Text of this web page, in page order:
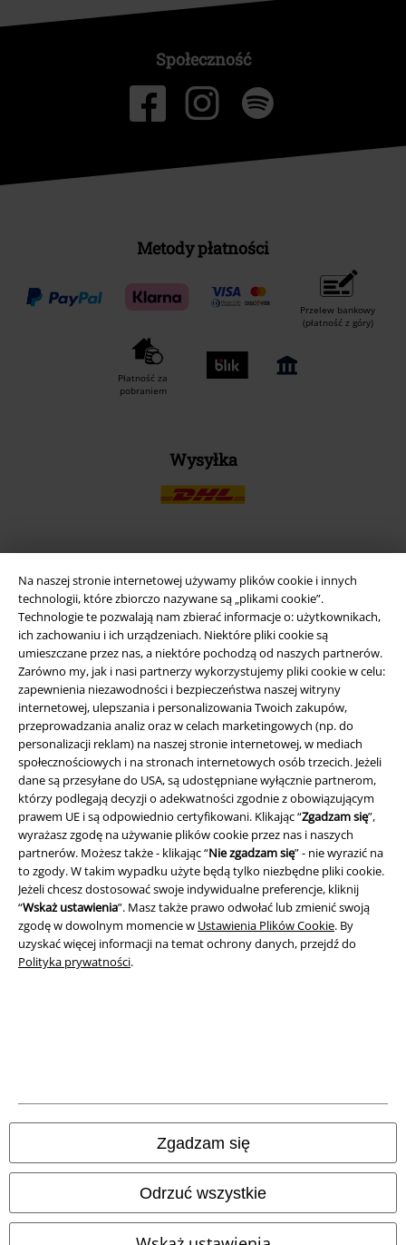
Na naszej stronie internetowej używamy plików cookie i innych
technologii, które zbiorczo nazywane są „plikami cookie”.
Technologie te pozwalają nam zbierać informacje o: użytkownikach,
ich zachowaniu i ich urządzeniach. Niektóre pliki cookie są
umieszczane przez nas, a niektóre pochodzą od naszych partnerów.
Zarówno my, jak i nasi partnerzy wykorzystujemy pliki cookie w celu:
zapewnienia niezawodności i bezpieczeństwa naszej witryny
internetowej, ulepszania i personalizowania Twoich zakupów,
przeprowadzania analiz oraz w celach marketingowych (np. do
personalizacji reklam) na naszej stronie internetowej, w mediach
społecznościowych i na stronach internetowych osób trzecich. Jeżeli
dane są przesyłane do USA, są udostępniane wyłącznie partnerom,
którzy podlegają decyzji o adekwatności zgodnie z obowiązującym
prawem UE i są odpowiednio certyfikowani. Klikając “Zgadzam się”,
wyrażasz zgodę na używanie plików cookie przez nas i naszych
partnerów. Możesz także - klikając “Nie zgadzam się” - nie wyrazić na
to zgody. W takim wypadku użyte będą tylko niezbędne pliki cookie.
Jeżeli chcesz dostosować swoje indywidualne preferencje, kliknij
“Wskaż ustawienia”. Masz także prawo odwołać lub zmienić swoją
zgodę w dowolnym momencie w Ustawienia Plików Cookie. By
uzyskać więcej informacji na temat ochrony danych, przejdź do
Polityka prywatności.
Zgadzam się
Odrzuć wszystkie
Społeczność
Metody płatności
Przelew bankowy
(płatność z góry)
Płatność za
pobraniem
Wysyłka
Aplikację EMP
Ściągnij nową aplikację EMP - ZA DARMO - i korzystaj z nowych
funkcji!
A Warner Music Group Company
Polityka prywatności
Unieszkodliwianie odpadów i ochrona środowiska
Informacje dotyczące dostępności